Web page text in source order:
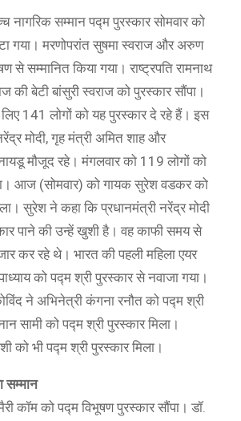
नागरिक सम्मान पद्म पुरस्कार सोमवार को
गया। मरणोपरांत सुषमा स्वराज और अरुण
से सम्मानित किया गया। राष्ट्रपति रामनाथ
की बेटी बांसुरी स्वराज को पुरस्कार सौंपा।
141 लोगों को यह पुरस्कार दे रहे हैं। इस
मोदी, गृह मंत्री अमित शाह और
मौजूद रहे। मंगलवार को 119 लोगों को
आज (सोमवार) को गायक सुरेश वडकर को
सुरेश ने कहा कि प्रधानमंत्री नरेंद्र मोदी
पाने की उन्हें खुशी है। वह काफी समय से
कर रहे थे। भारत की पहली महिला एयर
को पद्म श्री पुरस्कार से नवाजा गया।
ने अभिनेत्री कंगना रनौत को पद्म श्री
सामी को पद्म श्री पुरस्कार मिला।
को भी पद्म श्री पुरस्कार मिला।
सम्मान
कॉम को पद्म विभूषण पुरस्कार सौंपा। डॉ.